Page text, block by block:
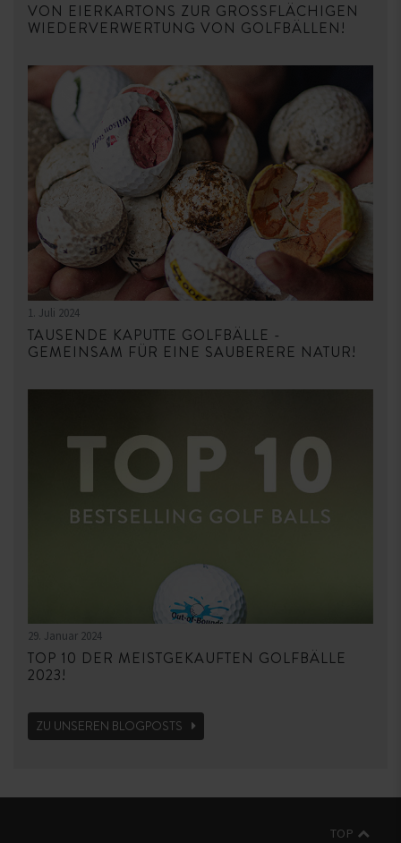
VON EIERKARTONS ZUR GROSSFLÄCHIGEN W
IEDERVERWERTUNG VON GOLFBÄLLEN!
1. Juli 2024
TAUSENDE KAPUTTE GOLFBÄLLE -
GEMEINSAM FÜR EINE SAUBERERE NATUR!
29. Januar 2024
TOP 10 DER MEISTGEKAUFTEN GOLFBÄLLE
2023!
ZU UNSEREN BLOGPOSTS
TOP